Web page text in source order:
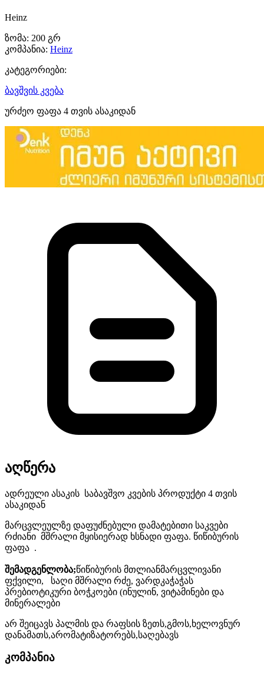
Heinz
ზომა: 200 გრ
კომპანია: Heinz
კატეგორიები:
ბავშვის კვება
ურძეო ფაფა 4 თვის ასაკიდან
აღწერა
ადრეული ასაკის საბავშვო კვების პროდუქტი 4 თვის
ასაკიდან
მარცვლეულზე დაფუძნებული დამატებითი საკვები
რძიანი მშრალი მყისიერად ხსნადი ფაფა. წიწიბურის
ფაფა .
შემადგენლობა;წიწიბურის მთლიანმარცვლივანი
ფქვილი, საღი მშრალი რძე, ვარდკაჭაჭას
პრებიოტიკური ბოჭკოები (ინულინ, ვიტამინები და
მინერალები
არ შეიცავს პალმის და რაფსის ზეთს,გმოს,ხელოვნურ
დანამათს,არომატიზატორებს,საღებავს
კომპანია